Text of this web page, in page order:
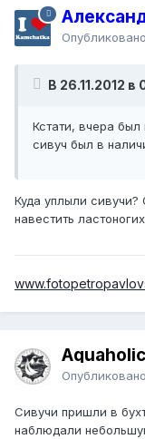
Опубликовано
В 26.11.2012 в
Кстати, вчера
сивуч был в
Куда уплыли
навестить
Aquaholic
Опубликовано
Сивучи пришли в
наблюдали